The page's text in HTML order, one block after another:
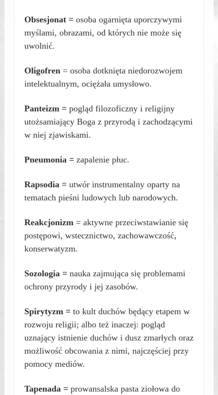
Obsesjonat = osoba ogarnięta uporczywymi
myślami, obrazami, od których nie może się
uwolnić.
Oligofren = osoba dotknięta niedorozwojem
intelektualnym, ociężała umysłowo.
Panteizm = pogląd filozoficzny i religijny
utożsamiający Boga z przyrodą i zachodzącymi
w niej zjawiskami.
Pneumonia = zapalenie płuc.
Rapsodia = utwór instrumentalny oparty na
tematach pieśni ludowych lub narodowych.
Reakcjonizm = aktywne przeciwstawianie się
postępowi, wstecznictwo, zachowawczość,
konserwatyzm.
Sozologia = nauka zajmująca się problemami
ochrony przyrody i jej zasobów.
Spirytyzm = to kult duchów będący etapem w
rozwoju religii; albo też inaczej: pogląd
uznający istnienie duchów i dusz zmarłych oraz
możliwość obcowania z nimi, najczęściej przy
pomocy mediów.
Tapenada = prowansalska pasta ziołowa do